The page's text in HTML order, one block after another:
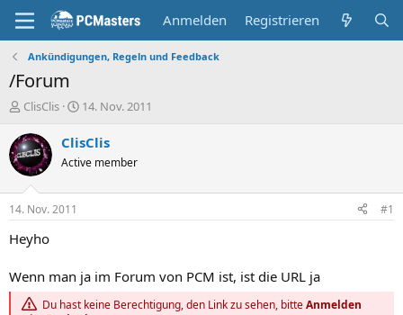
Anmelden Registrieren
Ankündigungen, Regeln und Feedback
/Forum
E
s
t
e
e
r
ClisClis
E
s
e
t
14. Nov. 2011
ClisClis
Active member
14. Nov. 2011 #1
Heyho
Wenn man ja im Forum von PCM ist, ist die URL ja
Du hast keine Berechtigung, den Link zu sehen, bitteAnmelden